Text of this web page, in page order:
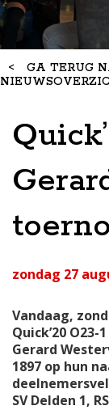
< GA TERUG
zondag 27
Vandaag,
Quick’20
Gerard
1897 op hun
SV Delden 1,